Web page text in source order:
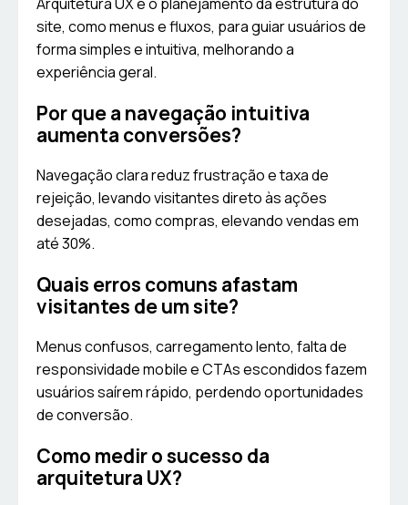
site, como menus e fluxos, para guiar usuários de
forma simples e intuitiva, melhorando a
experiência geral.
Por que a navegação intuitiva
aumenta conversões?
Navegação clara reduz frustração e taxa de
rejeição, levando visitantes direto às ações
desejadas, como compras, elevando vendas em
até 30%.
Quais erros comuns afastam
visitantes de um site?
Menus confusos, carregamento lento, falta de
responsividade mobile e CTAs escondidos fazem
usuários saírem rápido, perdendo oportunidades
de conversão.
Como medir o sucesso da
arquitetura UX?